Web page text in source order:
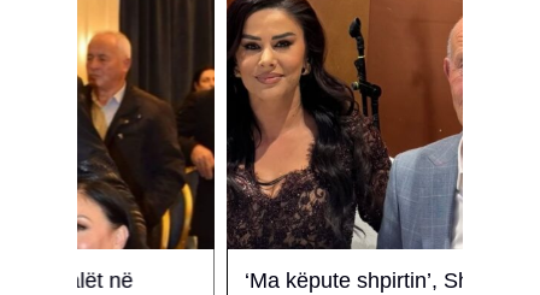
‘Ma këpute shpirtin’, Shkurte Gashi i